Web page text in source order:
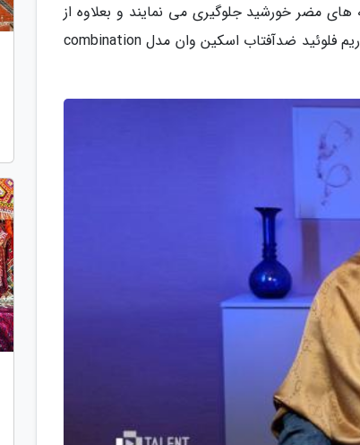
مضر خورشید جلوگیری می نمایند و بعلاوه از
ایجاد لک و مسائل پوستی نیز جلوگیری می نمایند. در این ویدیو قصد داریم فلوئید ضدآفتاب اسکین وان مدل combination